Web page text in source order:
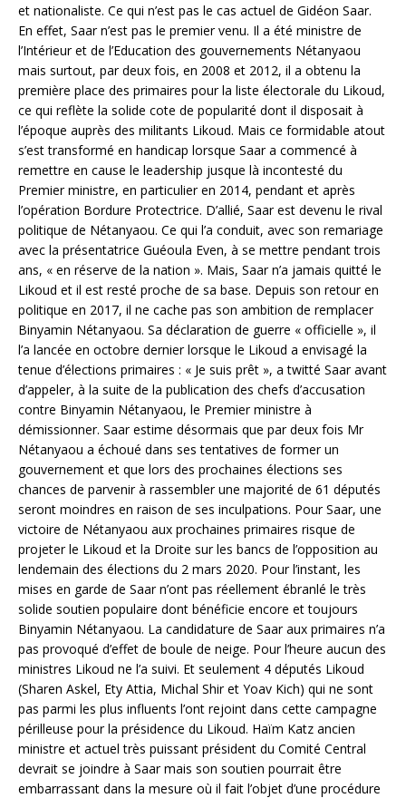
et nationaliste. Ce qui n’est pas le cas actuel de Gidéon Saar.
En effet, Saar n’est pas le premier venu. Il a été ministre de
l’Intérieur et de l’Education des gouvernements Nétanyaou
mais surtout, par deux fois, en 2008 et 2012, il a obtenu la
première place des primaires pour la liste électorale du Likoud,
ce qui reflète la solide cote de popularité dont il disposait à
l’époque auprès des militants Likoud. Mais ce formidable atout
s’est transformé en handicap lorsque Saar a commencé à
remettre en cause le leadership jusque là incontesté du
Premier ministre, en particulier en 2014, pendant et après
l’opération Bordure Protectrice. D’allié, Saar est devenu le rival
politique de Nétanyaou. Ce qui l’a conduit, avec son remariage
avec la présentatrice Guéoula Even, à se mettre pendant trois
ans, « en réserve de la nation ». Mais, Saar n’a jamais quitté le
Likoud et il est resté proche de sa base. Depuis son retour en
politique en 2017, il ne cache pas son ambition de remplacer
Binyamin Nétanyaou. Sa déclaration de guerre « officielle », il
l’a lancée en octobre dernier lorsque le Likoud a envisagé la
tenue d’élections primaires : « Je suis prêt », a twitté Saar avant
d’appeler, à la suite de la publication des chefs d’accusation
contre Binyamin Nétanyaou, le Premier ministre à
démissionner. Saar estime désormais que par deux fois Mr
Nétanyaou a échoué dans ses tentatives de former un
gouvernement et que lors des prochaines élections ses
chances de parvenir à rassembler une majorité de 61 députés
seront moindres en raison de ses inculpations. Pour Saar, une
victoire de Nétanyaou aux prochaines primaires risque de
projeter le Likoud et la Droite sur les bancs de l’opposition au
lendemain des élections du 2 mars 2020. Pour l’instant, les
mises en garde de Saar n’ont pas réellement ébranlé le très
solide soutien populaire dont bénéficie encore et toujours
Binyamin Nétanyaou. La candidature de Saar aux primaires n’a
pas provoqué d’effet de boule de neige. Pour l’heure aucun des
ministres Likoud ne l’a suivi. Et seulement 4 députés Likoud
(Sharen Askel, Ety Attia, Michal Shir et Yoav Kich) qui ne sont
pas parmi les plus influents l’ont rejoint dans cette campagne
périlleuse pour la présidence du Likoud. Haïm Katz ancien
ministre et actuel très puissant président du Comité Central
devrait se joindre à Saar mais son soutien pourrait être
embarrassant dans la mesure où il fait l’objet d’une procédure